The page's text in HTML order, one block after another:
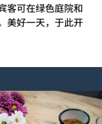
客可在绿色庭院和
美好一天，于此开